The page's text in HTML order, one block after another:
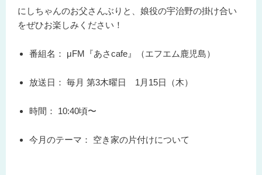
にしちゃんのお父さんぶりと、娘役の宇治野の掛け合い
をぜひお楽しみください！
番組名： μFM『あさcafe』（エフエム鹿児島）
放送日： 毎月 第3木曜日 1月15日（木）
時間： 10:40頃〜
今月のテーマ： 空き家の片付けについて